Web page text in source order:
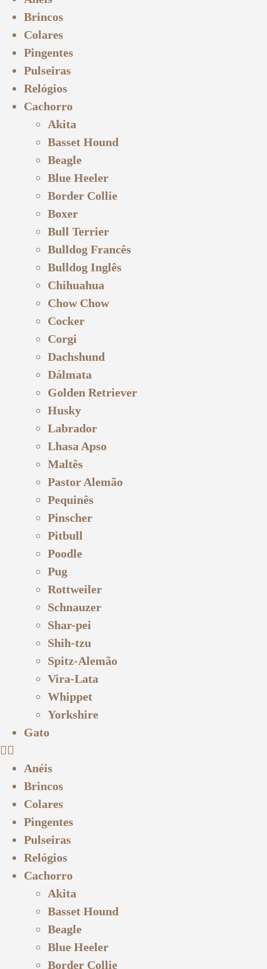
Brincos
Colares
Pingentes
Pulseiras
Relógios
Cachorro
Akita
Basset Hound
Beagle
Blue Heeler
Border Collie
Boxer
Bull Terrier
Bulldog Francês
Bulldog Inglês
Chihuahua
Chow Chow
Cocker
Corgi
Dachshund
Dálmata
Golden Retriever
Husky
Labrador
Lhasa Apso
Maltês
Pastor Alemão
Pequinês
Pinscher
Pitbull
Poodle
Pug
Rottweiler
Schnauzer
Shar-pei
Shih-tzu
Spitz-Alemão
Vira-Lata
Whippet
Yorkshire
Gato
Anéis
Brincos
Colares
Pingentes
Pulseiras
Relógios
Cachorro
Akita
Basset Hound
Beagle
Blue Heeler
Border Collie